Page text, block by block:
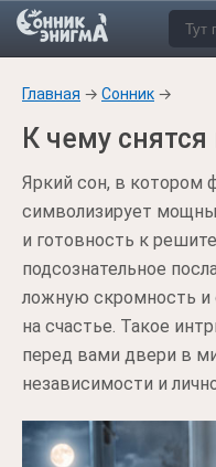
Главная → Сонник →
К чему
Яркий сон, в котором
символизирует
и готовность к
подсознательное
ложную скромность и
на счастье. Такое
перед вами двери в
независимости и